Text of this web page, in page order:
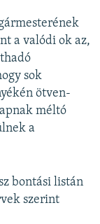
a valódi ok az,
sok
ötven-
méltó
a
bontási listán
szerint